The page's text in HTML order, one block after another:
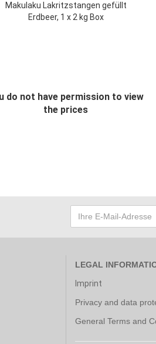
Makulaku Lakritzstangen gefüllt
Erdbeer, 1 x 2 kg Box
do not have permission to view
the prices
LEGAL
Imprint
Privacy and data
General Terms and